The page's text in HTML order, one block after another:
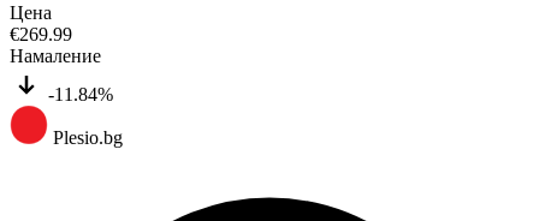
Цена
€269.99
Намаление
-11.84%
Plesio.bg